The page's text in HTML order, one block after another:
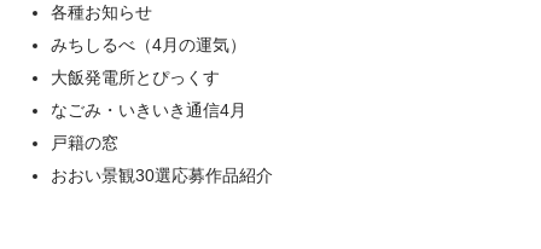
各種お知らせ
みちしるべ（4月の運気）
大飯発電所とぴっくす
なごみ・いきいき通信4月
戸籍の窓
おおい景観30選応募作品紹介